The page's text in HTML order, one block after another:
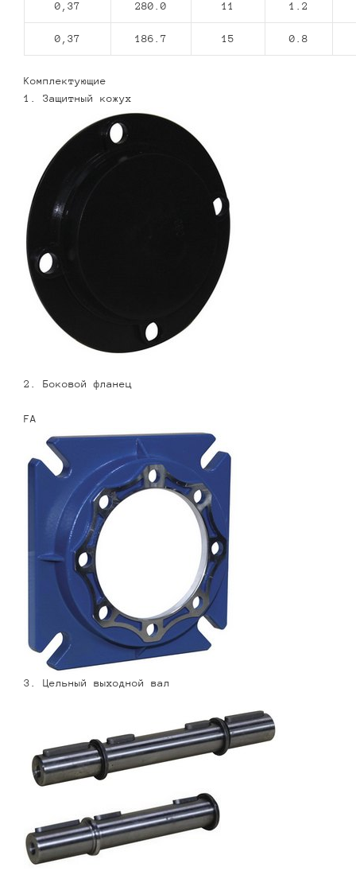
0,37 280.0 11 1.2
0,37 186.7 15 0.8
Комплектующие
1. Защитный кожух
2. Боковой фланец
FA
3. Цельный выходной вал